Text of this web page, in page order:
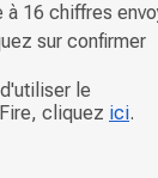
16 chiffres
sur confirmer
le
cliquez ici.